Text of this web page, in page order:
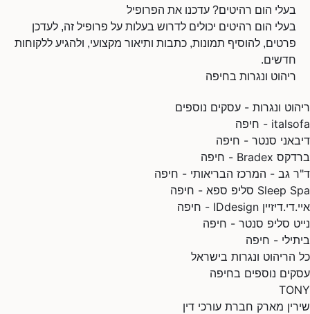
בעלי הום רהיטים? עדכנו את הפרופיל
בעלי הום רהיטים יכולים לדרוש בעלות על פרופיל זה, לעדכן
פרטים, להוסיף תמונות, כתבות ותיאור מקצועי, ולהגיע ללקוחות
חדשים.
ריהוט ונגרות בחיפה
ריהוט ונגרות - עסקים נוספים
italsofa - חיפה
דיבאני סנטר - חיפה
ברדקס Bradex - חיפה
ד"ר גב - המרכז הבריאותי - חיפה
Sleep Spa סליפ ספא - חיפה
איי.די.דיזיין IDdesign - חיפה
נייט סליפ סנטר - חיפה
ביתילי - חיפה
כל הריהוט ונגרות בישראל
עסקים נוספים בחיפה
TONY
שירין מארק חברת עורכי דין